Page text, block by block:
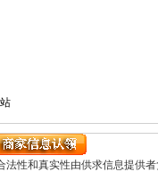
法性和真实性由供求信息提供